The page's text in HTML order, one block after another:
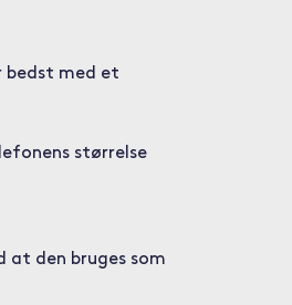
med et
størrelse
at den bruges som